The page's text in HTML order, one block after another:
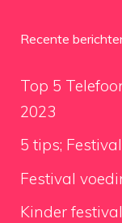
Recente
Top 5
2023
5 tips;
Festival
Kinder